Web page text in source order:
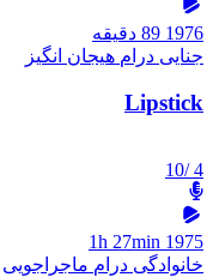
1976 89 دقیقه
جنایی درام هیجان انگیز
Lipstick
4
/10
1975
1h 27min
خانوادگی درام ماجراجویی